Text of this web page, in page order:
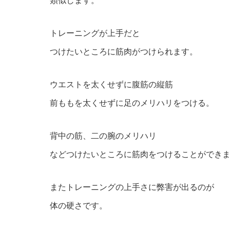
トレーニングが上手だと
つけたいところに筋肉がつけられます。
ウエストを太くせずに腹筋の縦筋
前ももを太くせずに足のメリハリをつける。
背中の筋、二の腕のメリハリ
などつけたいところに筋肉をつけることができ
またトレーニングの上手さに弊害が出るのが
体の硬さです。